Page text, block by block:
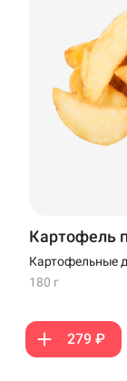
Картофель
Картофельные
180 г
279 ₽
Уренгой